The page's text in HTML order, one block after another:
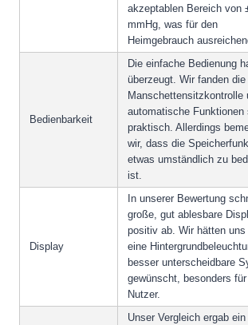
akzeptablen Bereich von
mmHg, was für den
Heimgebrauch
Bedienbarkeit
Die einfache Bedienung
überzeugt. Wir fanden die
Manschettensitzkontrolle
automatische Funktionen
praktisch. Allerdings
wir, dass die
etwas umständlich zu
ist.
Display
In unserer Bewertung
große, gut ablesbare
positiv ab. Wir hätten uns
eine
besser unterscheidbare
gewünscht, besonders
Nutzer.
Unser Vergleich ergab